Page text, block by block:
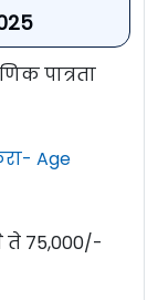
पात्रता
Age
ते 75,000/-